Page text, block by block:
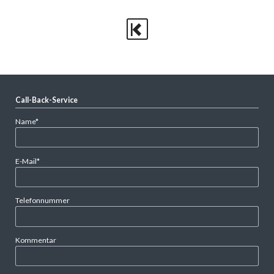
Call-Back-Service
Pflichtfeld
Name*
Pflichtfeld
E-Mail*
Telefonnummer
Kommentar